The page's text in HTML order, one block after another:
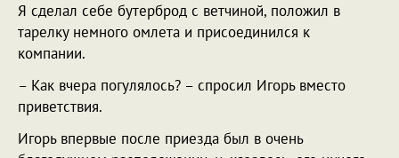
Я сделал себе бутерброд с ветчиной, положил в
тарелку немного омлета и присоединился к
компании.
– Как вчера погулялось? – спросил Игорь вместо
приветствия.
Игорь впервые после приезда был в очень